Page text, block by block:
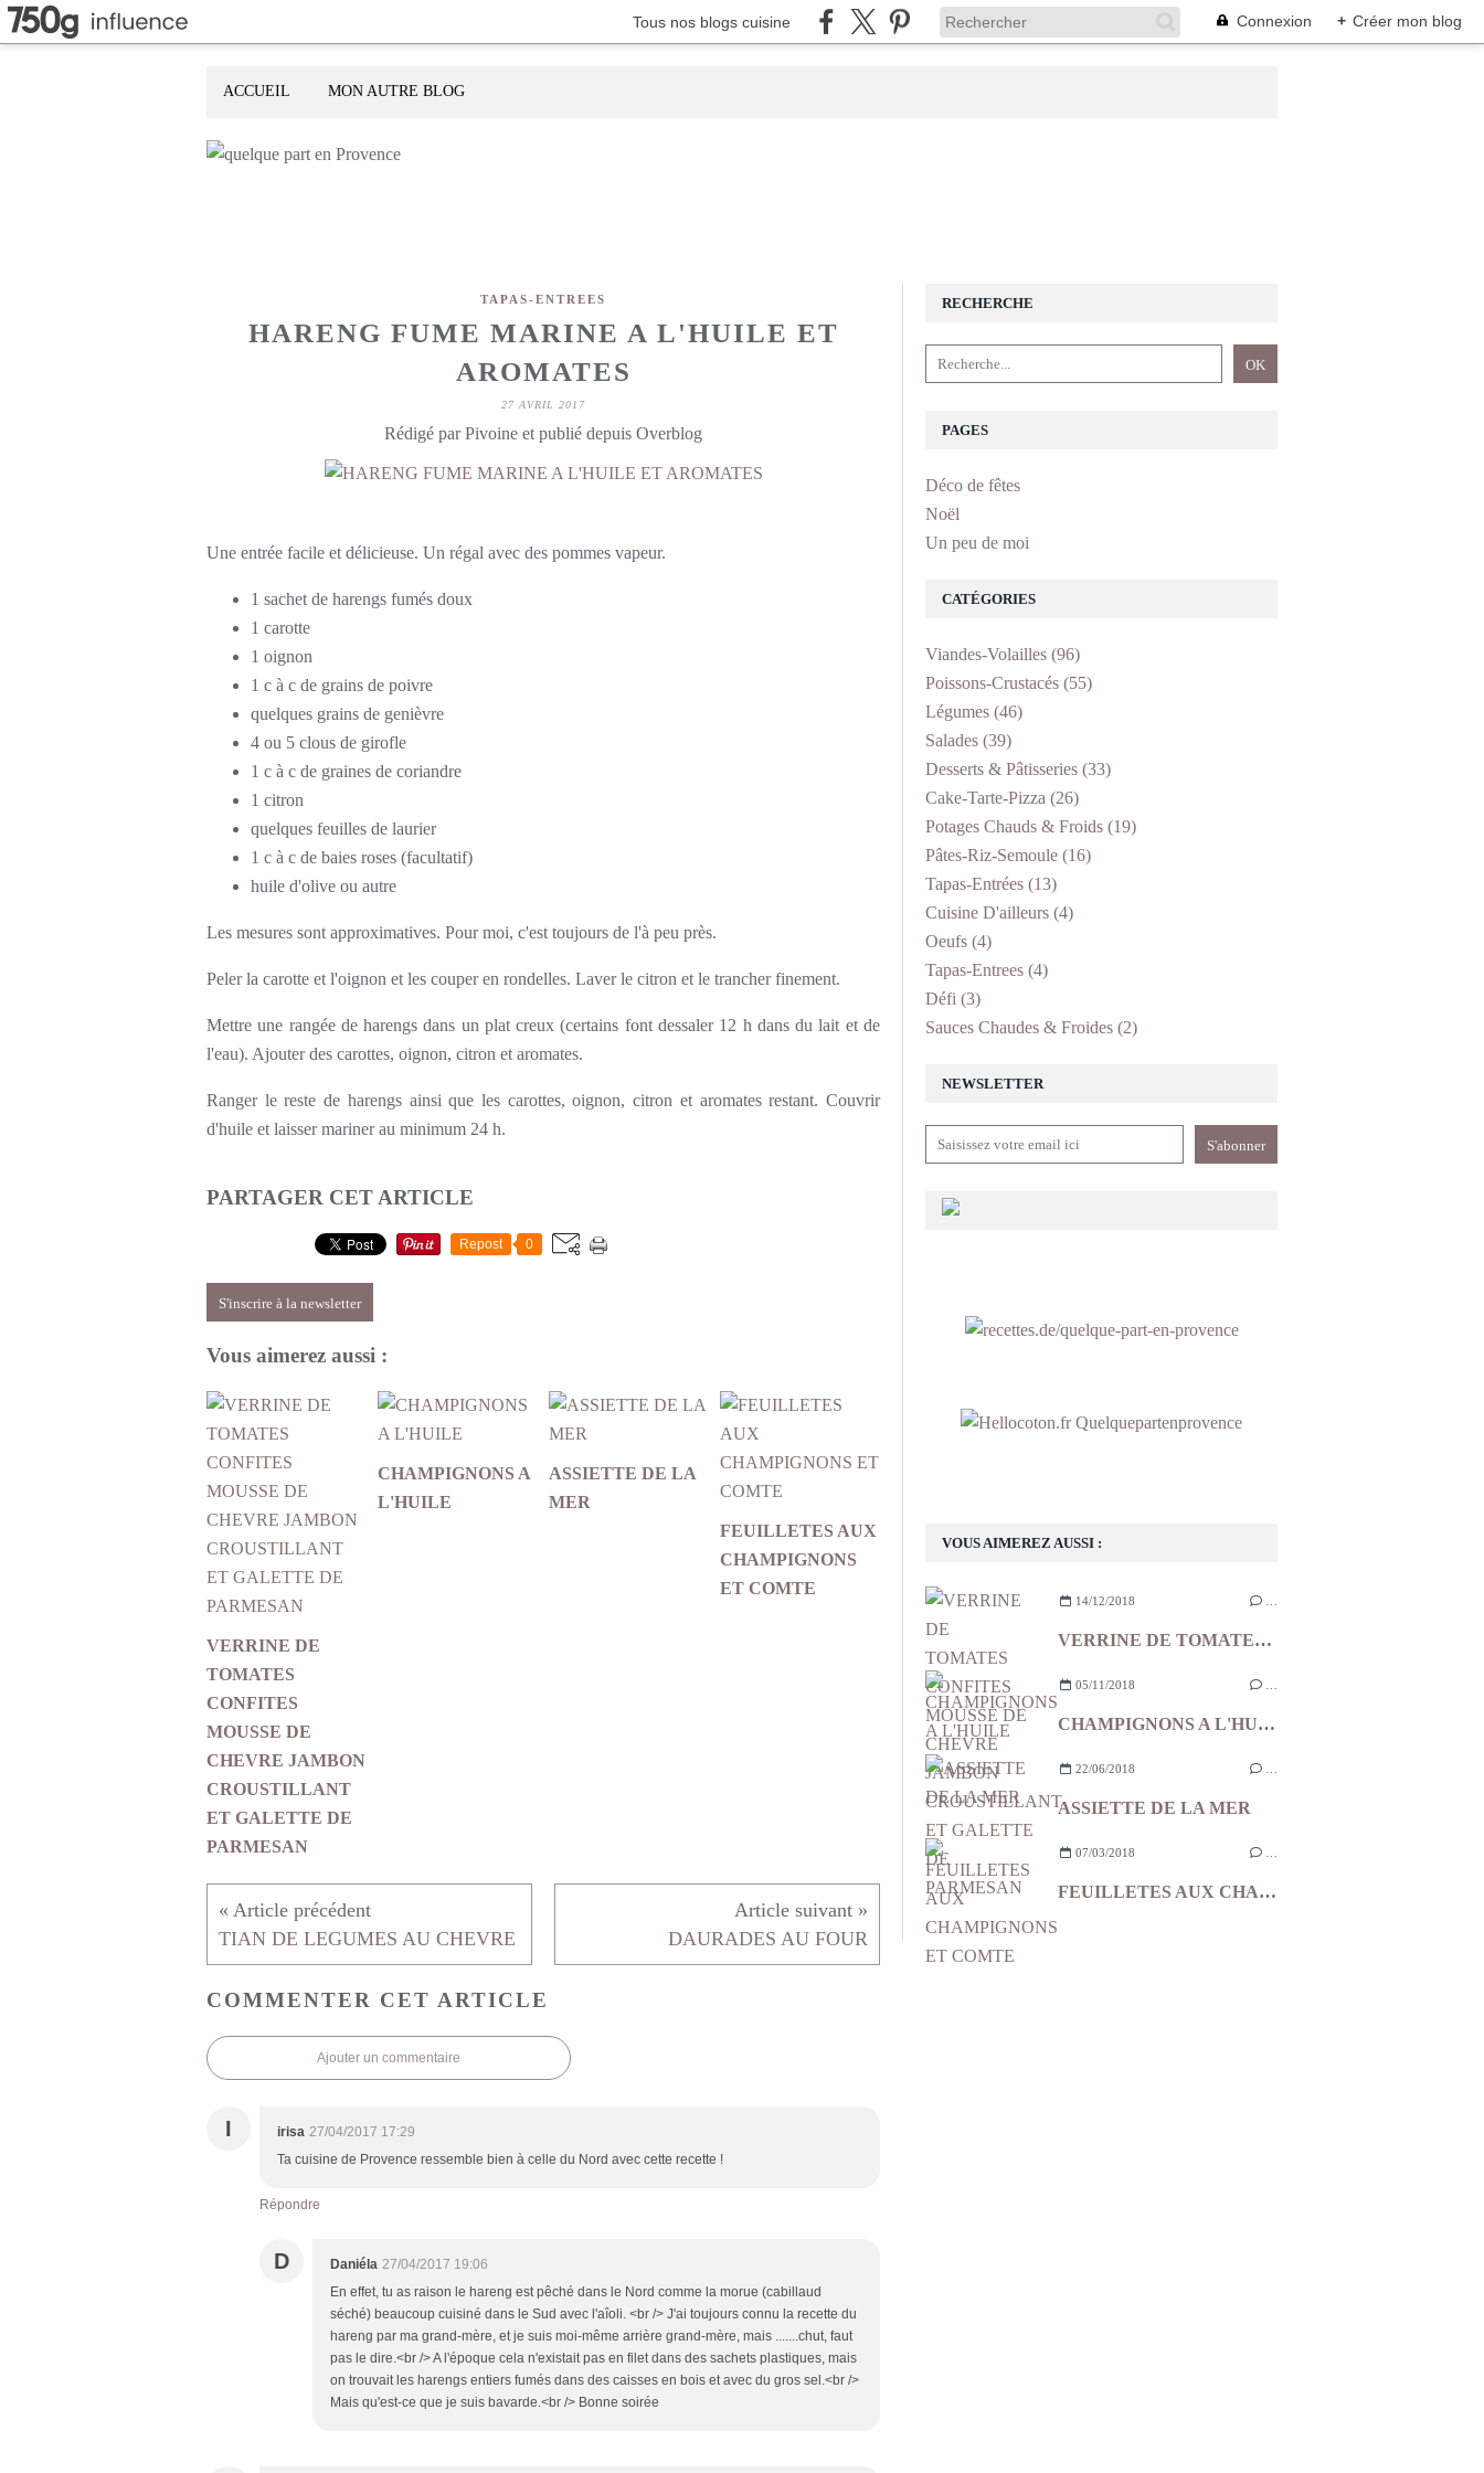
Tous nos blogs cuisine Connexion + Créer mon blog
ACCUEIL MON AUTRE BLOG
TAPAS-ENTREES
HARENG FUME MARINE A L'HUILE ET
AROMATES
27 AVRIL 2017
Rédigé par Pivoine et publié depuis Overblog
Une entrée facile et délicieuse. Un régal avec des pommes vapeur.
1 sachet de harengs fumés doux
1 carotte
1 oignon
1 c à c de grains de poivre
quelques grains de genièvre
4 ou 5 clous de girofle
1 c à c de graines de coriandre
1 citron
quelques feuilles de laurier
1 c à c de baies roses (facultatif)
huile d'olive ou autre
Les mesures sont approximatives. Pour moi, c'est toujours de l'à peu près.
Peler la carotte et l'oignon et les couper en rondelles. Laver le citron et le trancher finement.
Mettre une rangée de harengs dans un plat creux (certains font dessaler 12 h dans du lait et de
l'eau). Ajouter des carottes, oignon, citron et aromates.
Ranger le reste de harengs ainsi que les carottes, oignon, citron et aromates restant. Couvrir
d'huile et laisser mariner au minimum 24 h.
PARTAGER CET ARTICLE
Repost 0
S'inscrire à la newsletter
Vous aimerez aussi :
VERRINE DE
TOMATES
CONFITES
MOUSSE DE
CHEVRE JAMBON
CROUSTILLANT
ET GALETTE DE
PARMESAN
CHAMPIGNONS A
L'HUILE
ASSIETTE DE LA
MER
FEUILLETES AUX
CHAMPIGNONS
ET COMTE
TIAN DE LEGUMES AU CHEVRE DAURADES AU FOUR
COMMENTER CET ARTICLE
Ajouter un commentaire
I irisa 27/04/2017 17:29
Ta cuisine de Provence ressemble bien à celle du Nord avec cette recette !
Répondre
D Daniéla 27/04/2017 19:06
En effet, tu as raison le hareng est pêché dans le Nord comme la morue (cabillaud
séché) beaucoup cuisiné dans le Sud avec l'aîoli. <br /> J'ai toujours connu la recette du
hareng par ma grand-mère, et je suis moi-même arrière grand-mère, mais .......chut, faut
pas le dire.<br /> A l'époque cela n'existait pas en filet dans des sachets plastiques, mais
on trouvait les harengs entiers fumés dans des caisses en bois et avec du gros sel.<br />
Mais qu'est-ce que je suis bavarde.<br /> Bonne soirée
NEWSLETTER
RECHERCHE
VOUS AIMEREZ AUSSI :
14/12/2018
VERRINE DE TOMATES CONFITES MOUSSE DE CHEVRE JAMBON CROUSTILLANT ET GALETTE DE PARMESAN
05/11/2018
CHAMPIGNONS A L'HUILE
22/06/2018
ASSIETTE DE LA MER
07/03/2018
FEUILLETES AUX CHAMPIGNONS ET COMTE
PAGES
Déco de fêtes
Noël
Un peu de moi
CATÉGORIES
Viandes-Volailles (96)
Poissons-Crustacés (55)
Légumes (46)
Salades (39)
Desserts & Pâtisseries (33)
Cake-Tarte-Pizza (26)
Potages Chauds & Froids (19)
Pâtes-Riz-Semoule (16)
Tapas-Entrées (13)
Cuisine D'ailleurs (4)
Oeufs (4)
Tapas-Entrees (4)
Défi (3)
Sauces Chaudes & Froides (2)